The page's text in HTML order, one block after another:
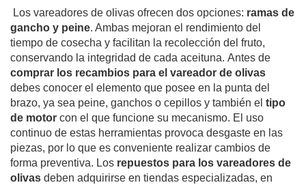
Los vareadores de olivas ofrecen dos opciones: ramas de
gancho y peine. Ambas mejoran el rendimiento del
tiempo de cosecha y facilitan la recolección del fruto,
conservando la integridad de cada aceituna. Antes de
comprar los recambios para el vareador de olivas
debes conocer el elemento que posee en la punta del
brazo, ya sea peine, ganchos o cepillos y también el tipo
de motor con el que funcione su mecanismo. El uso
continuo de estas herramientas provoca desgaste en las
piezas, por lo que es conveniente realizar cambios de
forma preventiva. Los repuestos para los vareadores de
olivas deben adquirirse en tiendas especializadas, en